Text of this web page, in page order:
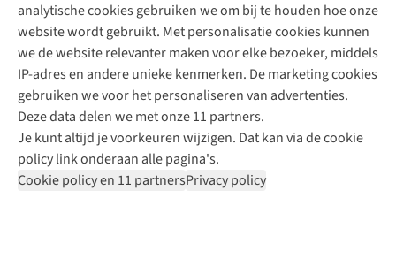
analytische cookies gebruiken we om bij te houden hoe onze
website wordt gebruikt. Met personalisatie cookies kunnen
we de website relevanter maken voor elke bezoeker, middels
IP-adres en andere unieke kenmerken. De marketing cookies
gebruiken we voor het personaliseren van advertenties.
Deze data delen we met onze 11 partners.
Je kunt altijd je voorkeuren wijzigen. Dat kan via de cookie
policy link onderaan alle pagina's.
Cookie policy en 11 partnersPrivacy policy
Contactformulier